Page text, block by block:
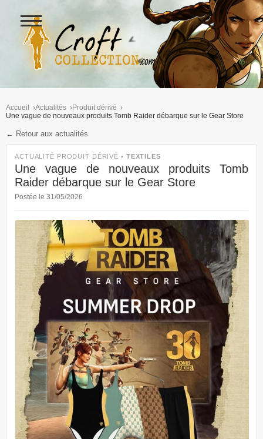
Figurines Lara Croft et
Ouvrir
le
menu
Accueil Actualités
Produit dérivé
Une vague de nouveaux produits Tomb Raider débarque sur le Gear Store
← Retour aux actualités
ACTUALITÉ PRODUIT DÉRIVÉ • TEXTILES
Une vague de nouveaux produits Tomb
Raider débarque sur le Gear Store
Postée le 31/05/2026